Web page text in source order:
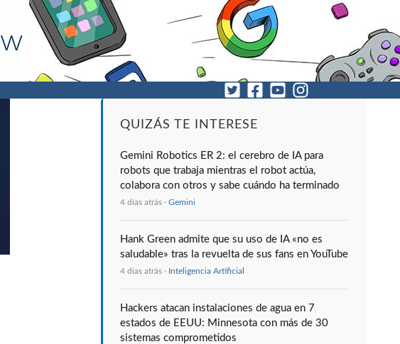
QUIZÁS TE INTERESE
Gemini Robotics ER 2: el cerebro de IA para
robots que trabaja mientras el robot actúa,
colabora con otros y sabe cuándo ha terminado
4 días atrás · Gemini
Hank Green admite que su uso de IA «no es
saludable» tras la revuelta de sus fans en YouTube
4 días atrás · Inteligencia Artificial
Hackers atacan instalaciones de agua en 7
estados de EEUU: Minnesota con más de 30
sistemas comprometidos